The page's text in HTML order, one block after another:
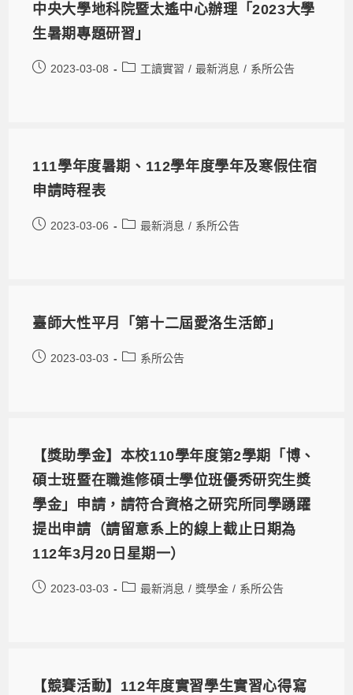
中央大學地科院暨太遙中心辦理「2023大學
生暑期專題研習」
2023-03-08 工讀實習 / 最新消息 / 系所公告
111學年度暑期、112學年度學年及寒假住宿
申請時程表
2023-03-06 最新消息 / 系所公告
臺師大性平月「第十二屆愛洛生活節」
2023-03-03 系所公告
【獎助學金】本校110學年度第2學期「博、
碩士班暨在職進修碩士學位班優秀研究生獎
學金」申請，請符合資格之研究所同學踴躍
提出申請（請留意系上的線上截止日期為
112年3月20日星期一）
2023-03-03 最新消息 / 獎學金 / 系所公告
【競賽活動】112年度實習學生實習心得寫